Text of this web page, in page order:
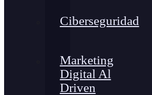
Ciberseguridad
Marketing
Digital Al
Driven